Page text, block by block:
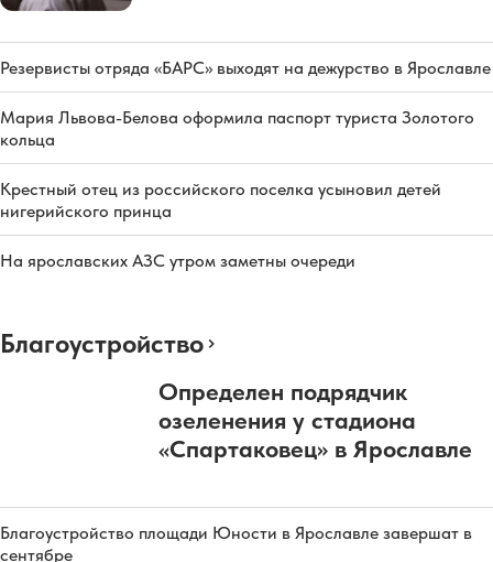
Резервисты отряда «БАРС» выходят на дежурство в Ярославле
Мария Львова-Белова оформила паспорт туриста Золотого
кольца
Крестный отец из российского поселка усыновил детей
нигерийского принца
На ярославских АЗС утром заметны очереди
Благоустройство
Определен подрядчик
озеленения у стадиона
«Спартаковец» в Ярославле
Благоустройство площади Юности в Ярославле завершат в
сентябре